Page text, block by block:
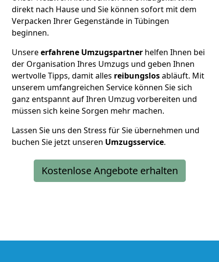
direkt nach Hause und Sie können sofort mit dem
Verpacken Ihrer Gegenstände in Tübingen
beginnen.
Unsereerfahrene Umzugspartner helfen Ihnen bei
der Organisation Ihres Umzugs und geben Ihnen
wertvolle Tipps, damit alles reibungslosabläuft. Mit
unserem umfangreichen Service können Sie sich
ganz entspannt auf Ihren Umzug vorbereiten und
müssen sich keine Sorgen mehr machen.
Lassen Sie uns den Stress für Sie übernehmen und
buchen Sie jetzt unseren Umzugsservice.
Kostenlose Angebote erhalten